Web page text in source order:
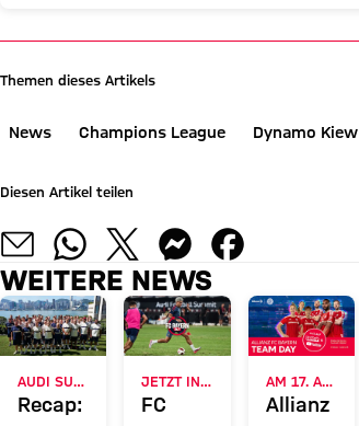
Themen dieses Artikels
News Champions League Dynamo Kiew
Diesen Artikel teilen
WEITERE NEWS
Recap:
FC
AM 17. AUGUST
Allianz